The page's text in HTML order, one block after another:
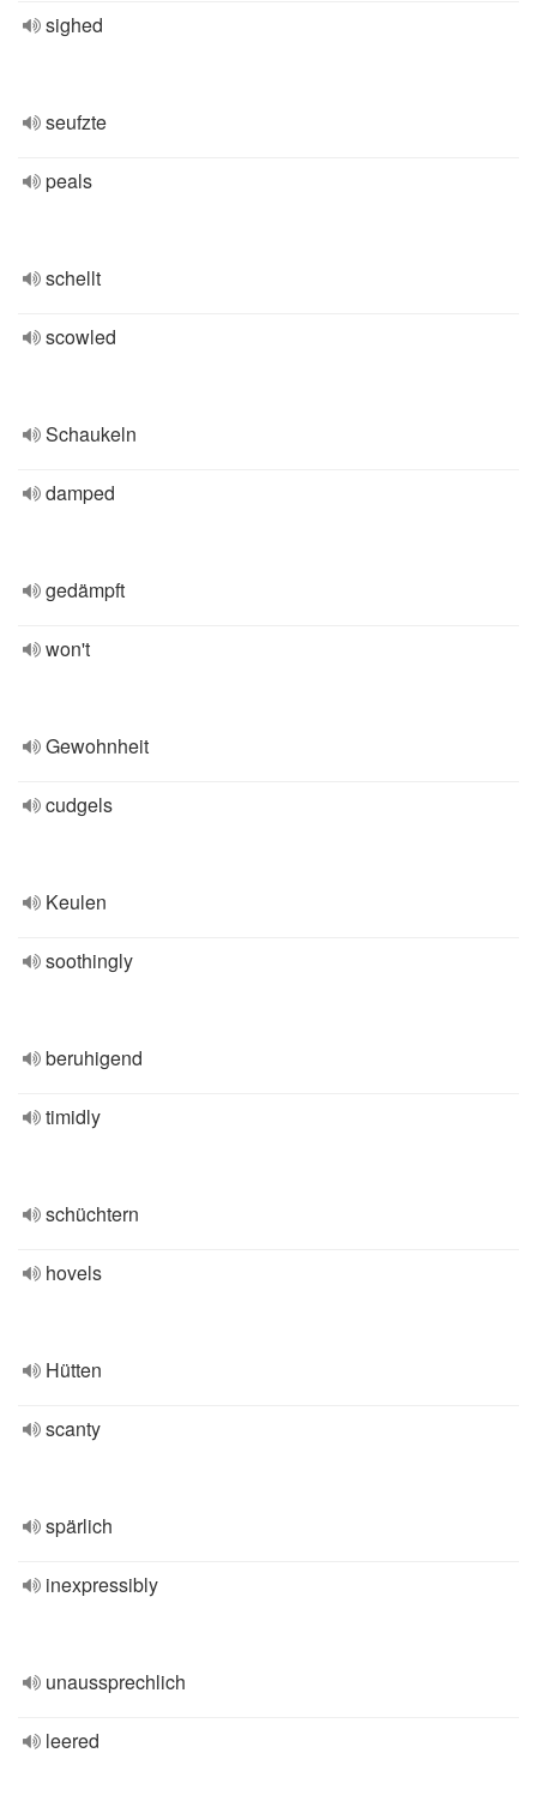
sighed
seufzte
peals
schellt
scowled
Schaukeln
damped
gedämpft
won't
Gewohnheit
cudgels
Keulen
soothingly
beruhigend
timidly
schüchtern
hovels
Hütten
scanty
spärlich
inexpressibly
unaussprechlich
leered